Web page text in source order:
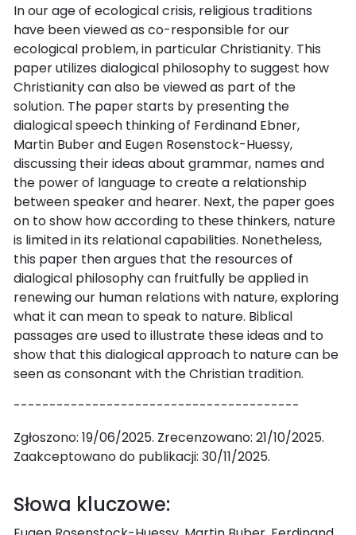
In our age of ecological crisis, religious traditions
have been viewed as co-responsible for our
ecological problem, in particular Christianity. This
paper utilizes dialogical philosophy to suggest how
Christianity can also be viewed as part of the
solution. The paper starts by presenting the
dialogical speech thinking of Ferdinand Ebner,
Martin Buber and Eugen Rosenstock-Huessy,
discussing their ideas about grammar, names and
the power of language to create a relationship
between speaker and hearer. Next, the paper goes
on to show how according to these thinkers, nature
is limited in its relational capabilities. Nonetheless,
this paper then argues that the resources of
dialogical philosophy can fruitfully be applied in
renewing our human relations with nature, exploring
what it can mean to speak to nature. Biblical
passages are used to illustrate these ideas and to
show that this dialogical approach to nature can be
seen as consonant with the Christian tradition.
----------------------------------------
Zgłoszono: 19/06/2025. Zrecenzowano: 21/10/2025.
Zaakceptowano do publikacji: 30/11/2025.
Słowa kluczowe: